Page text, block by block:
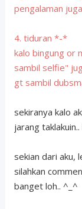
pengalaman
4. tiduran *-*
kalo bingung or
sambil selfie"
gt sambil
sekiranya kalo
jarang
sekian dari aku,
silahkan
banget loh.. ^_^